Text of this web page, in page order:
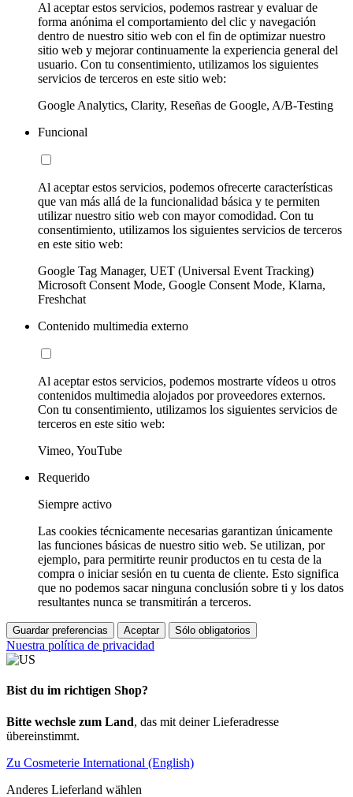
Al aceptar estos servicios, podemos rastrear y evaluar de
forma anónima el comportamiento del clic y navegación
dentro de nuestro sitio web con el fin de optimizar nuestro
sitio web y mejorar continuamente la experiencia general del
usuario. Con tu consentimiento, utilizamos los siguientes
servicios de terceros en este sitio web:
Google Analytics, Clarity, Reseñas de Google, A/B-Testing
Funcional
Al aceptar estos servicios, podemos ofrecerte características
que van más allá de la funcionalidad básica y te permiten
utilizar nuestro sitio web con mayor comodidad. Con tu
consentimiento, utilizamos los siguientes servicios de terceros
en este sitio web:
Google Tag Manager, UET (Universal Event Tracking)
Microsoft Consent Mode, Google Consent Mode, Klarna,
Freshchat
Contenido multimedia externo
Al aceptar estos servicios, podemos mostrarte vídeos u otros
contenidos multimedia alojados por proveedores externos.
Con tu consentimiento, utilizamos los siguientes servicios de
terceros en este sitio web:
Vimeo, YouTube
Requerido
Siempre activo
Las cookies técnicamente necesarias garantizan únicamente
las funciones básicas de nuestro sitio web. Se utilizan, por
ejemplo, para permitirte reunir productos en tu cesta de la
compra o iniciar sesión en tu cuenta de cliente. Esto significa
que no podemos sacar ninguna conclusión sobre ti y los datos
resultantes nunca se transmitirán a terceros.
Guardar preferencias Aceptar Sólo obligatorios
Nuestra política de privacidad
Bist du im richtigen Shop?
Bitte wechsle zum Land, das mit deiner Lieferadresse
übereinstimmt.
Zu Cosmeterie International (English)
Anderes Lieferland wählen